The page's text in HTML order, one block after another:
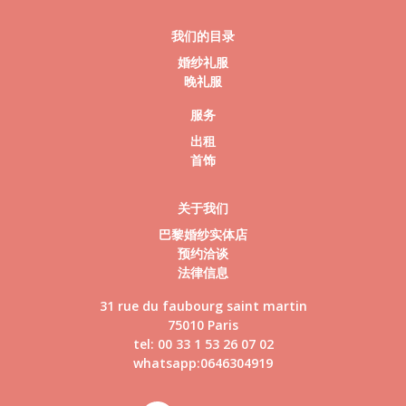
我们的目录
婚纱礼服
晚礼服
服务
出租
首饰
关于我们
巴黎婚纱实体店
预约洽谈
法律信息
31 rue du faubourg saint martin
75010 Paris
tel: 00 33 1 53 26 07 02
whatsapp:0646304919